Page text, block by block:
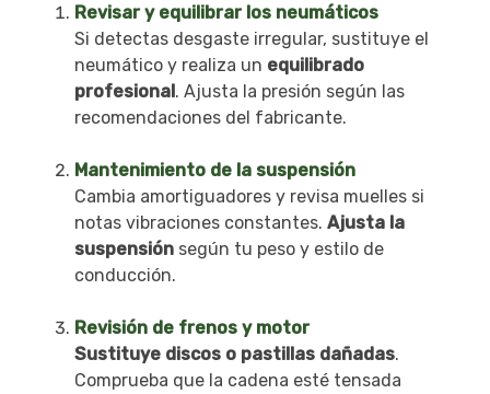
Revisar y equilibrar los neumáticos
Si detectas desgaste irregular, sustituye el
neumático y realiza un equilibrado
profesional. Ajusta la presión según las
recomendaciones del fabricante.
Mantenimiento de la suspensión
Cambia amortiguadores y revisa muelles si
notas vibraciones constantes. Ajusta la
suspensión según tu peso y estilo de
conducción.
Revisión de frenos y motor
Sustituye discos o pastillas dañadas.
Comprueba que la cadena esté tensada